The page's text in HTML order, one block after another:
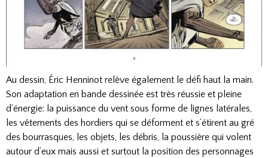
Au dessin, Éric Henninot relève également le défi haut la main.
Son adaptation en bande dessinée est très réussie et pleine
d’énergie: la puissance du vent sous forme de lignes latérales,
les vêtements des hordiers qui se déforment et s’étirent au gré
des bourrasques, les objets, les débris, la poussière qui volent
autour d’eux mais aussi et surtout la position des personnages